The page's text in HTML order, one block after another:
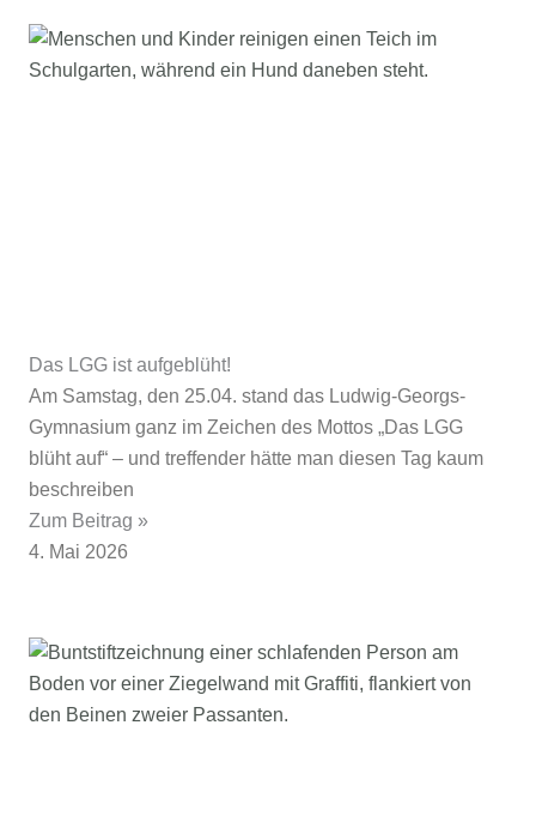
Das LGG ist aufgeblüht!
Am Samstag, den 25.04. stand das Ludwig-Georgs-
Gymnasium ganz im Zeichen des Mottos „Das LGG
blüht auf“ – und treffender hätte man diesen Tag kaum
beschreiben
Zum Beitrag »
4. Mai 2026